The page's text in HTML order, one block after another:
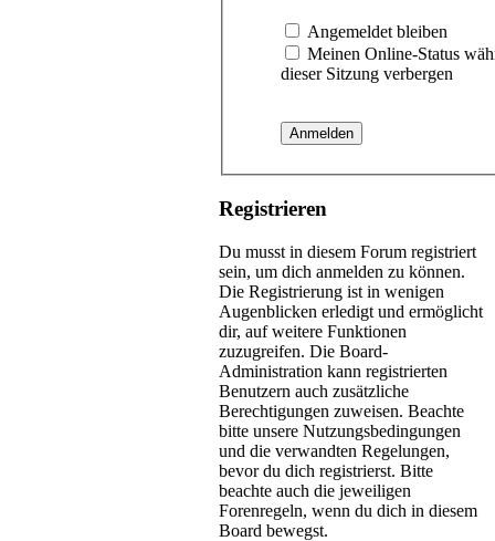
Angemeldet bleiben
Meinen Online-Status
dieser Sitzung verbergen
Registrieren
Du musst in diesem Forum registriert
sein, um dich anmelden zu können.
Die Registrierung ist in wenigen
Augenblicken erledigt und ermöglicht
dir, auf weitere Funktionen
zuzugreifen. Die Board-
Administration kann registrierten
Benutzern auch zusätzliche
Berechtigungen zuweisen. Beachte
bitte unsere Nutzungsbedingungen
und die verwandten Regelungen,
bevor du dich registrierst. Bitte
beachte auch die jeweiligen
Forenregeln, wenn du dich in diesem
Board bewegst.